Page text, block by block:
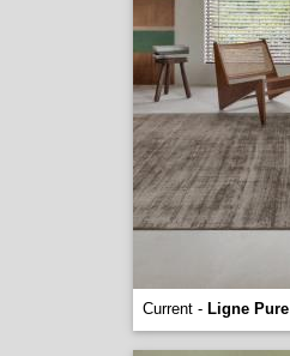
Current - Ligne Pure